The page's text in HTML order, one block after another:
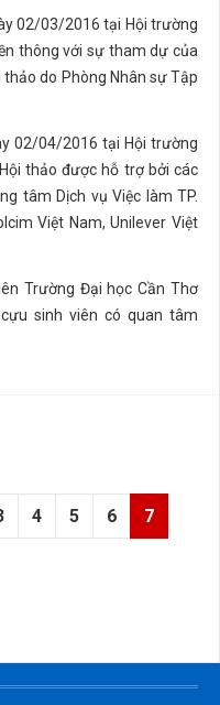
02/03/2016 tại Hội trường
thông với sự tham dự của
do Phòng Nhân sự Tập
02/04/2016 tại Hội trường
thảo được hỗ trợ bởi các
tâm Dịch vụ Việc làm TP.
Việt Nam, Unilever Việt
Trường Đại học Cần Thơ
sinh viên có quan tâm
4 5 6 7